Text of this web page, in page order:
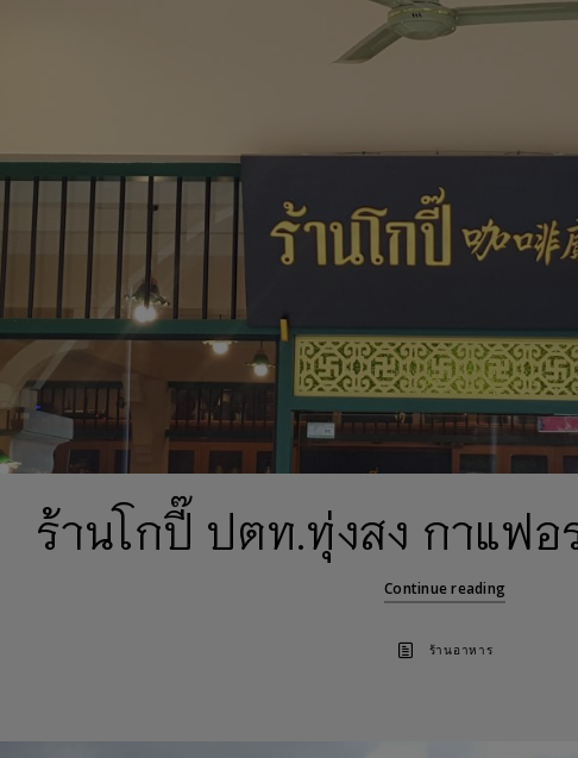
ร้านโกปี๊ ปตท.ทุ่งสง กาแฟอ
Continue reading
ร้านอาหาร